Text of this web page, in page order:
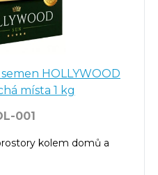
HOLLYWOOD
místa 1 kg
001
kolem domů a